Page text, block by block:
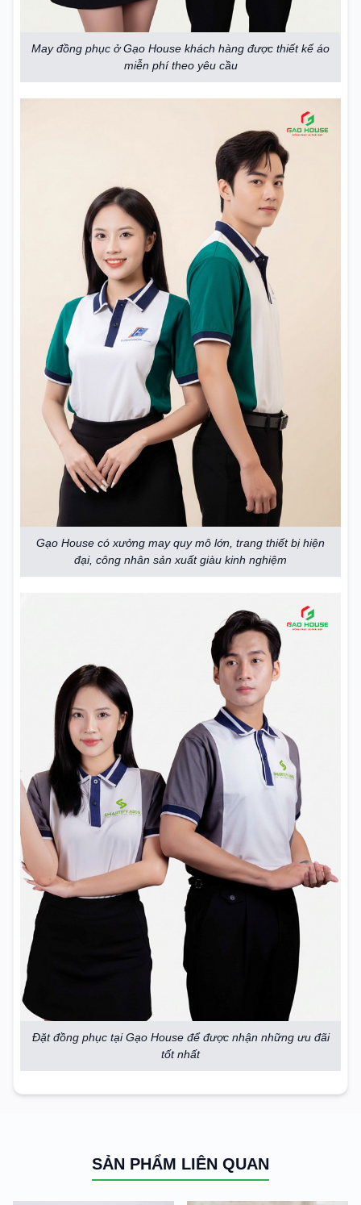
May đồng phục ở Gạo House khách hàng được thiết kế áo
miễn phí theo yêu cầu
Gạo House có xưởng may quy mô lớn, trang thiết bị hiện
đại, công nhân sản xuất giàu kinh nghiệm
Đặt đồng phục tại Gạo House để được nhận những ưu đãi
tốt nhất
SẢN PHẨM LIÊN QUAN